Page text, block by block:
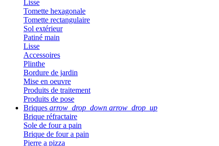
Lisse
Tomette hexagonale
Tomette rectangulaire
Sol extérieur
Patiné main
Lisse
Accessoires
Plinthe
Bordure de jardin
Mise en oeuvre
Produits de traitement
Produits de pose
Briques arrow_drop_down arrow_drop_up
Brique réfractaire
Sole de four a pain
Brique de four a pain
Pierre a pizza